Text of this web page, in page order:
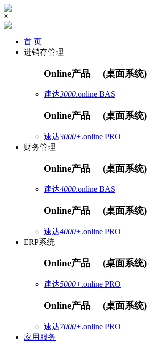
×
首 页
进销存管理
Online产品 (桌面系统)
速达3000.online BAS
Online产品 (桌面系统)
速达3000+.online PRO
财务管理
Online产品 (桌面系统)
速达4000.online BAS
Online产品 (桌面系统)
速达4000+.online PRO
ERP系统
Online产品 (桌面系统)
速达5000+.online PRO
Online产品 (桌面系统)
速达7000+.online PRO
应用服务